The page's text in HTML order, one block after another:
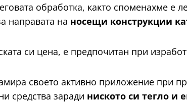
обработка, както споменахме е
направата на носещи конструкции
си цена, е предпочитан при
своето активно приложение при
средства заради ниското си тегло и